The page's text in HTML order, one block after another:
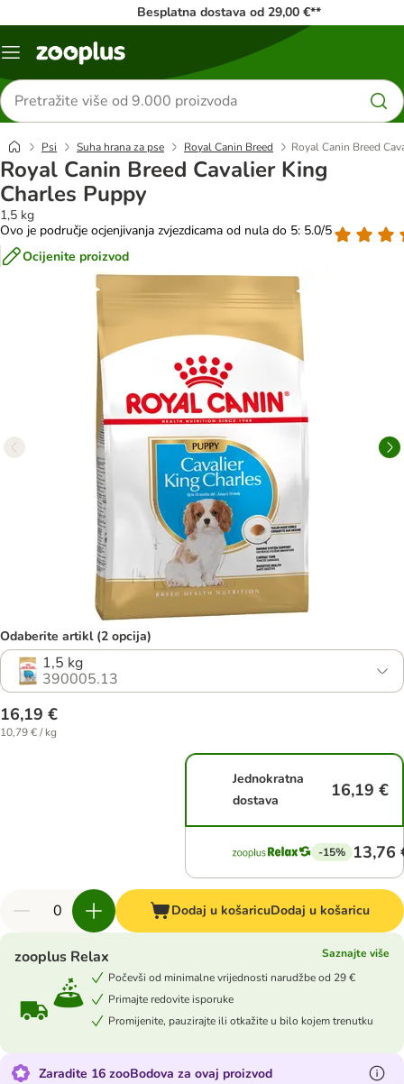
Besplatna dostava od 29,00 €**
Izbornik
Traži
proizvode
Psi Suha hrana za pse Royal Canin Breed Royal Canin Breed
Royal Canin Breed Cavalier King
Charles Puppy
1,5 kg
Ovo je područje ocjenjivanja zvjezdicama od nula do 5: 5.0/5
Ocijenite proizvod
Odaberite artikl (2 opcija)
1,5 kg
390005.13
16,19 €
10,79 € / kg
Jednokratna
dostava
16,19 €
-15% 13,76
Dodaj u košaricuDodaj u košaricu
zooplus Relax
Saznajte više
Počevši od minimalne vrijednosti narudžbe od 29 €
Primajte redovite isporuke
Promijenite, pauzirajte ili otkažite u bilo kojem trenutku
Zaradite 16 zooBodova za ovaj proizvod